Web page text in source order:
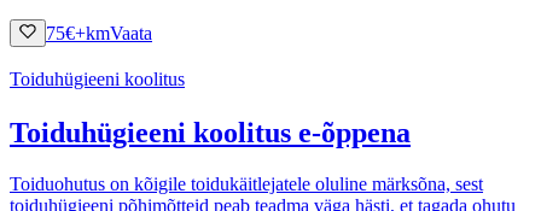
75€+kmVaata
Toiduhügieeni koolitus
Toiduhügieeni koolitus e-õppena
Toiduohutus on kõigile toidukäitlejatele oluline märksõna, sest
toiduhügieeni põhimõtteid peab teadma väga hästi, et tagada ohutu